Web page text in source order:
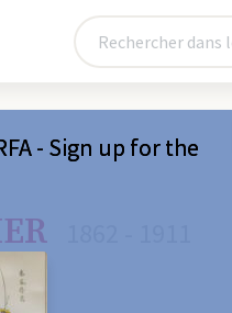
- Sign up for the